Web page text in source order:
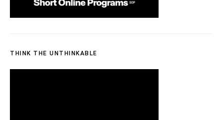
THINK THE UNTHINKABLE